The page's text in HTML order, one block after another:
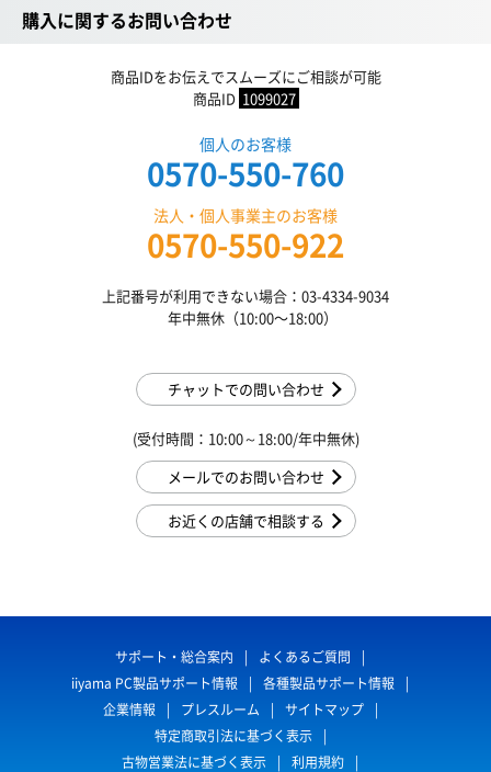
購入に関するお問い合わせ
商品IDをお伝えでスムーズにご相談が可能
商品ID 1099027
個人のお客様
0570-550-760
法人・個人事業主のお客様
0570-550-922
上記番号が利用できない場合：03-4334-9034
年中無休（10:00〜18:00）
チャットでの問い合わせ
(受付時間：10:00～18:00/年中無休)
メールでのお問い合わせ
お近くの店舗で相談する
サポート・総合案内
よくあるご質問
iiyama PC製品サポート情報
各種製品サポート情報
企業情報
プレスルーム
サイトマップ
特定商取引法に基づく表示
古物営業法に基づく表示
利用規約